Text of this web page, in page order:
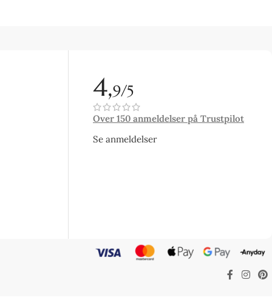
4,9/5
Over 150 anmeldelser på Trustpilot
Se anmeldelser